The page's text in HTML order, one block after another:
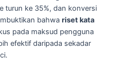
turun ke 35%, dan konversi
bahwa riset kata
pada maksud pengguna
efektif daripada sekadar